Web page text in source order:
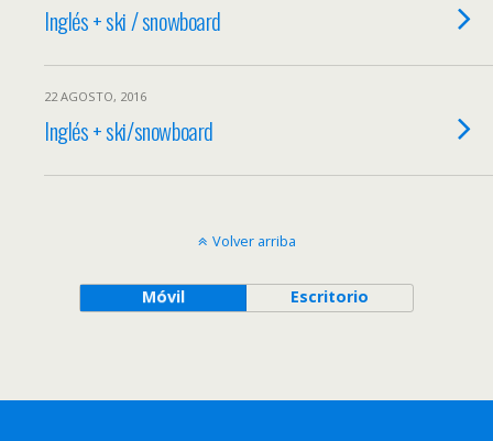
Inglés + ski / snowboard
22 AGOSTO, 2016
Inglés + ski/snowboard
Volver arriba
Móvil Escritorio